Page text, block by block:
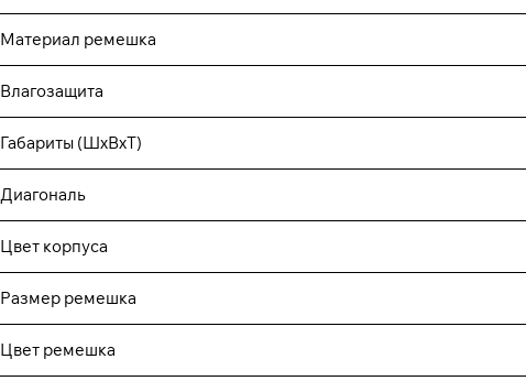
Материал ремешка
Влагозащита
Габариты (ШхВхТ)
Диагональ
Цвет корпуса
Размер ремешка
Цвет ремешка